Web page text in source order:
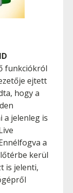
funkciókról
ejtett
hogy a
a jelenleg is
a
kerül
is jelenti,